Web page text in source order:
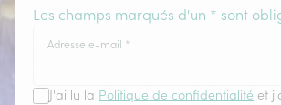
Les champs marqués d'un * sont
Adresse e-mail *
J'ai lu la Politique de confidentialité et